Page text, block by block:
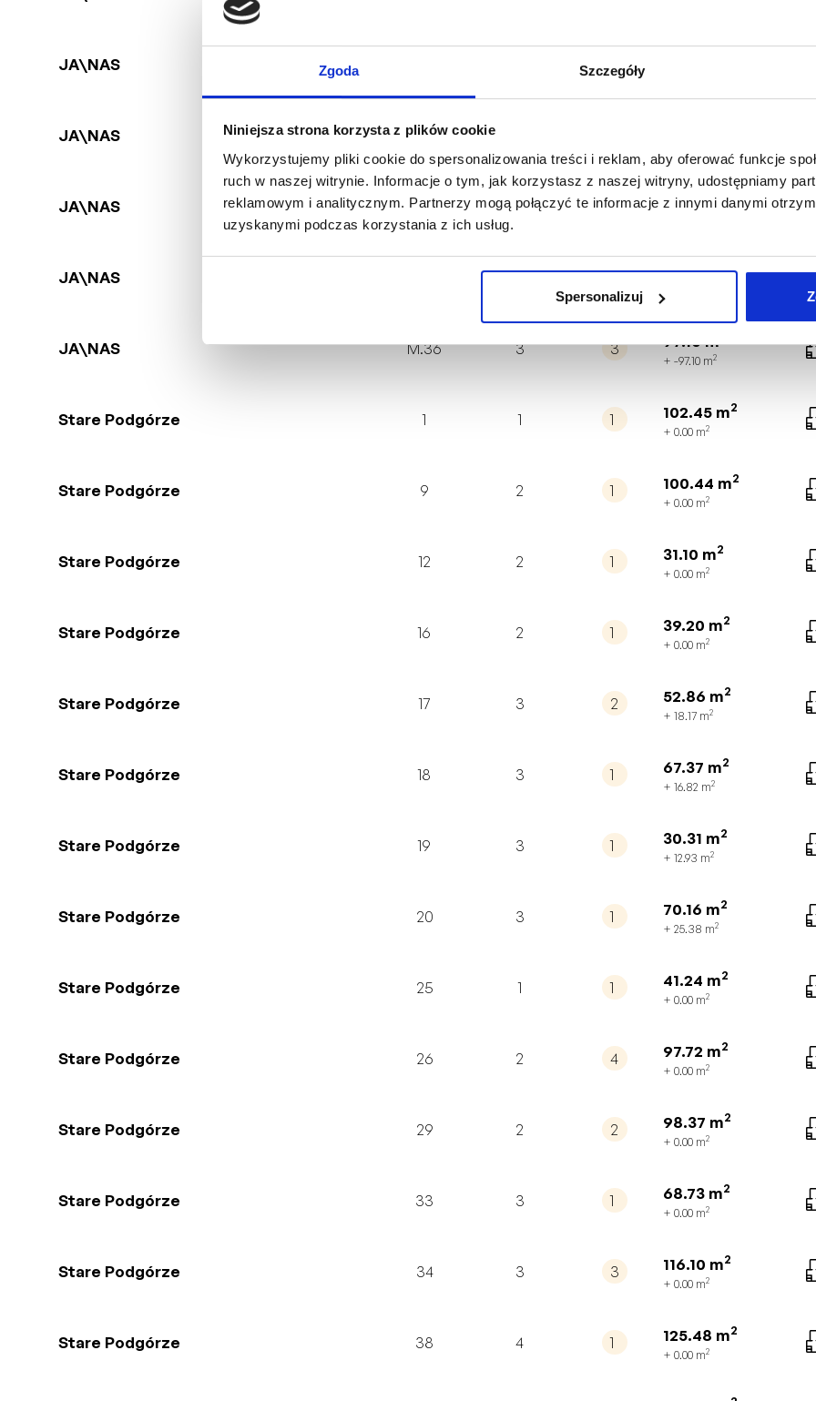
Zgoda Szczegóły
Niniejsza strona korzysta z plików cookie
Wykorzystujemy pliki cookie do spersonalizowania treści i reklam, aby oferować funkcje
ruch w naszej witrynie. Informacje o tym, jak korzystasz z naszej witryny, udostępniamy
reklamowym i analitycznym. Partnerzy mogą połączyć te informacje z innymi danymi
uzyskanymi podczas korzystania z ich usług.
Spersonalizuj
JA\NAS 3
JA\NAS M.31
JA\NAS M.33 3 5 144.09 m 2
JA\NAS 3 3 87.70m
JA\NAS M.36 3 3 97.10m
+ -97.10 m2
Stare Podgórze 1 1 1 102.45 m2
+ 0.00 m2
Stare Podgórze 9 2 1 100.44 m2
+ 0.00 m2
Stare Podgórze 12 2 1 31.10 m2
+ 0.00 m2
Stare Podgórze 16 2 1 39.20 m2
+ 0.00 m2
Stare Podgórze 17 3 2 52.86 m2
+ 18.17 m2
Stare Podgórze 18 3 1 67.37 m2
+ 16.82 m2
Stare Podgórze 19 3 1 30.31 m2
+ 12.93 m2
Stare Podgórze 20 3 1 70.16 m2
+ 25.38 m2
Stare Podgórze 25 1 1 41.24 m2
+ 0.00 m2
Stare Podgórze 26 2 4 97.72 m2
+ 0.00 m2
Stare Podgórze 29 2 2 98.37 m2
+ 0.00 m2
Stare Podgórze 33 3 1 68.73 m2
+ 0.00 m2
Stare Podgórze 34 3 3 116.10 m2
+ 0.00 m2
Stare Podgórze 38 4 1 125.48 m2
+ 0.00 m2